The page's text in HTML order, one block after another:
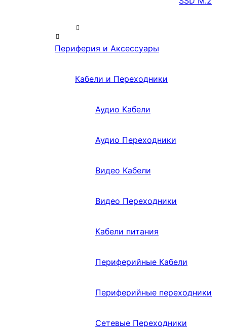
Периферия и Аксессуары
Кабели и Переходники
Аудио Кабели
Аудио Переходники
Видео Кабели
Видео Переходники
Кабели питания
Периферийные Кабели
Периферийные переходники
Сетевые Переходники